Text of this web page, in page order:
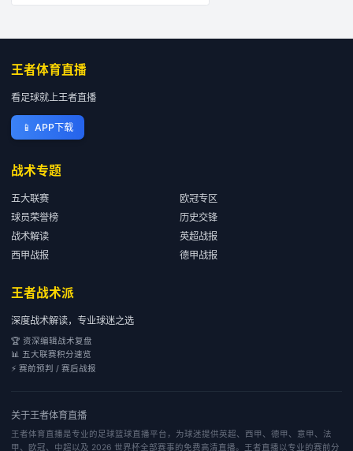
王者体育直播
看足球就上王者直播
📱 APP下载
战术专题
五大联赛
欧冠专区
球员荣誉榜
历史交锋
战术解读
英超战报
西甲战报
德甲战报
王者战术派
深度战术解读，专业球迷之选
🏆 资深编辑战术复盘
📊 五大联赛积分速览
⚡ 赛前预判 / 赛后战报
关于王者体育直播
王者体育直播是专业的足球篮球直播平台，为球迷提供英超、西甲、德甲、意甲、法
甲、欧冠、中超以及 2026 世界杯全部赛事的免费高清直播。王者直播以专业的赛前分